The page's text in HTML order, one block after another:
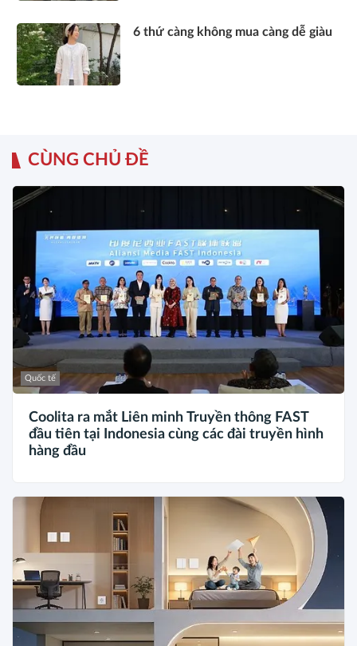
6 thứ càng không mua càng dễ giàu
CÙNG CHỦ ĐỀ
Quốc tế
Coolita ra mắt Liên minh Truyền thông FAST
đầu tiên tại Indonesia cùng các đài truyền hình
hàng đầu